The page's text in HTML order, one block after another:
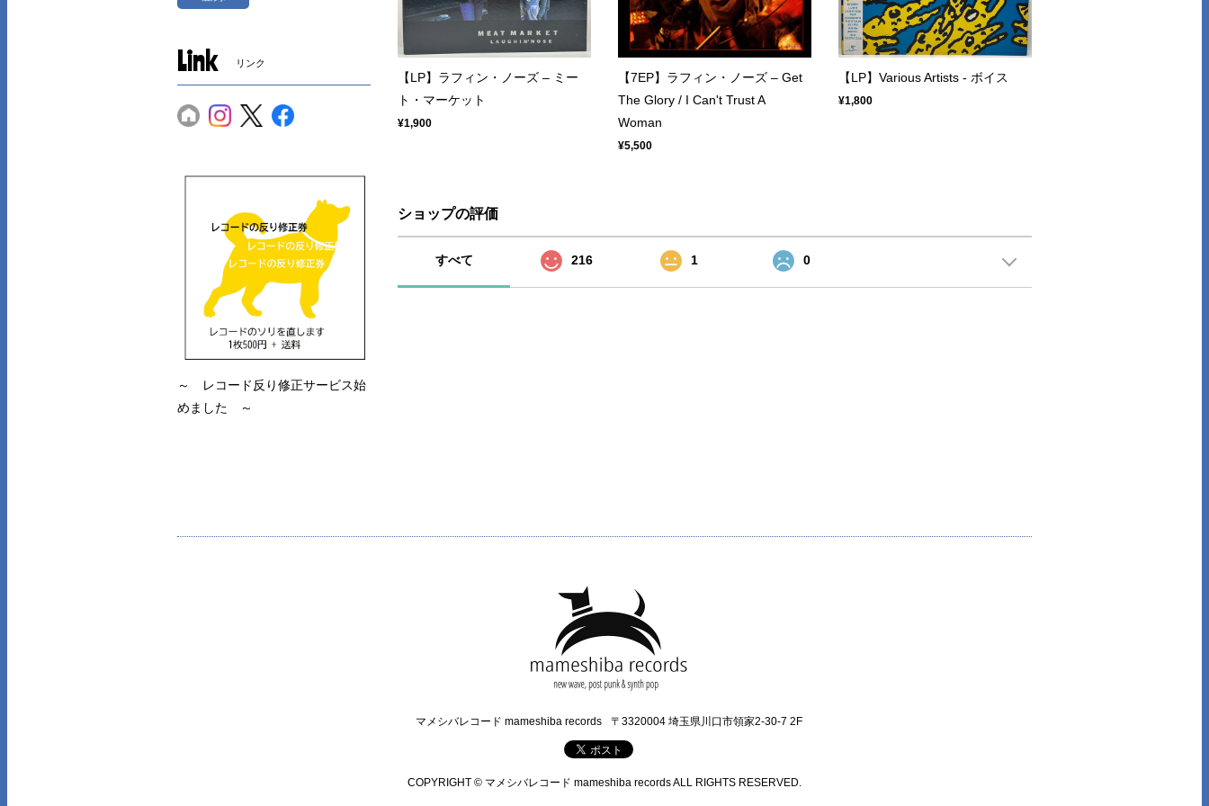
【LP】ラフィン・ノーズ – ミー
ト・マーケット
¥1,900
【7EP】ラフィン・ノーズ – Get
The Glory / I Can't Trust A
Woman
¥5,500
【LP】Various Artists - ボイス
¥1,800
ショップの評価
すべて 216 1 0
Link リンク
～ レコード反り修正サービス始
めました ～
マメシバレコード mameshiba records 〒3320004 埼玉県川口市領家2-30-7 2F
COPYRIGHT © マメシバレコード mameshiba records ALL RIGHTS RESERVED.